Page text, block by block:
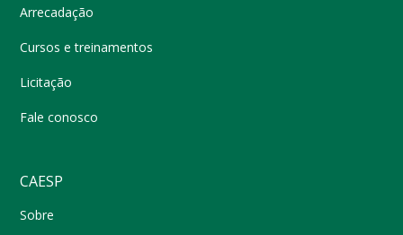
Arrecadação
Cursos e treinamentos
Licitação
Fale conosco
CAESP
Sobre